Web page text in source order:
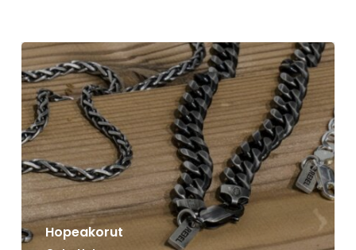
Hopeakorut